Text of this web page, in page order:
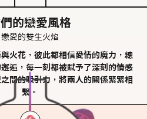
的戀愛風格
戀愛的雙生火焰
火花，彼此都相信愛情的魔力，總
逅，每一刻都被賦予了深刻的情感
間的吸引力，將兩人的關係緊緊相
繫。